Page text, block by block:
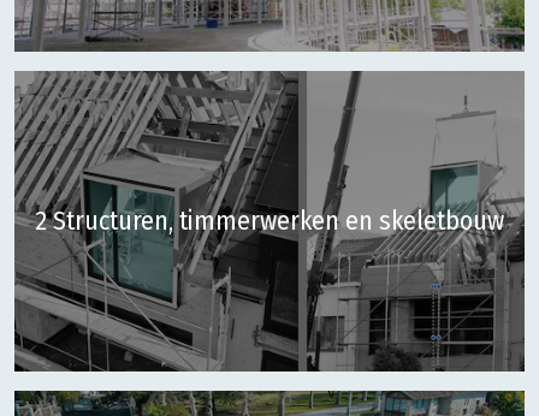
2 Structuren, timmerwerken en skeletbouw